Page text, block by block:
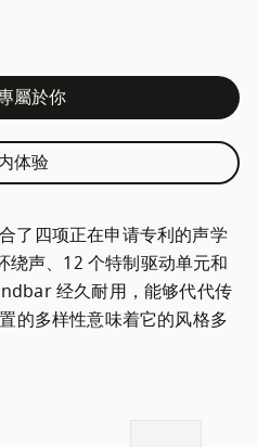
屬於你
体验
了四项正在申请专利的声学
声、12 个特制驱动单元和
经久耐用，能够代代传
的多样性意味着它的风格多